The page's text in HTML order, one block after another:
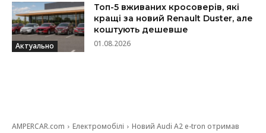
Актуально
Топ-5 вживаних кросоверів, які
кращі за новий Renault Duster, але
коштують дешевше
01.08.2026